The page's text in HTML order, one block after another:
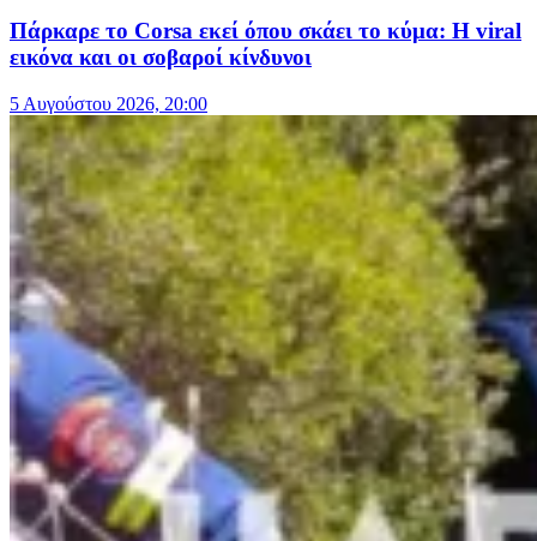
Πάρκαρε το Corsa εκεί όπου σκάει το κύμα: Η viral
εικόνα και οι σοβαροί κίνδυνοι
5 Αυγούστου 2026, 20:00